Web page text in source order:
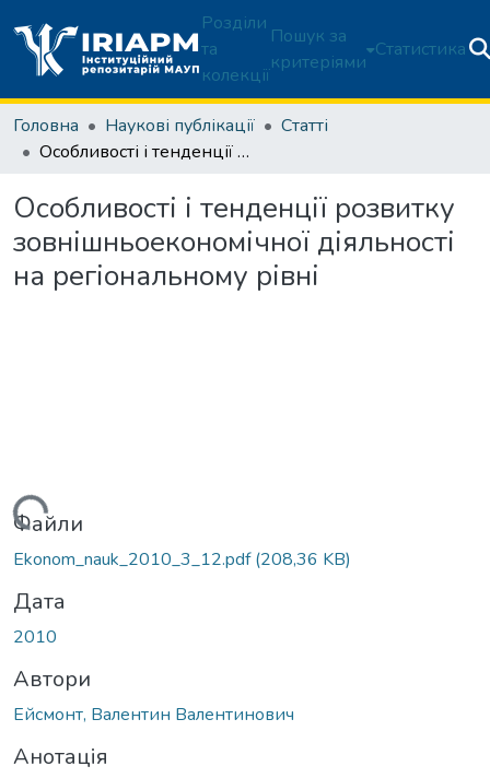
Розділи
та
колекції
Пошук за
критеріями
Статистика
Головна Наукові публікації
Статті
Особливості і тенденції розвитку зовнішньоекономічної діяльності на регіональному рівні
Особливості і тенденції розвитку
зовнішньоекономічної діяльності
на регіональному рівні
Вантажиться...
Файли
Ekonom_nauk_2010_3_12.pdf(208,36 KB)
Дата
2010
Автори
Ейсмонт, Валентин Валентинович
Анотація